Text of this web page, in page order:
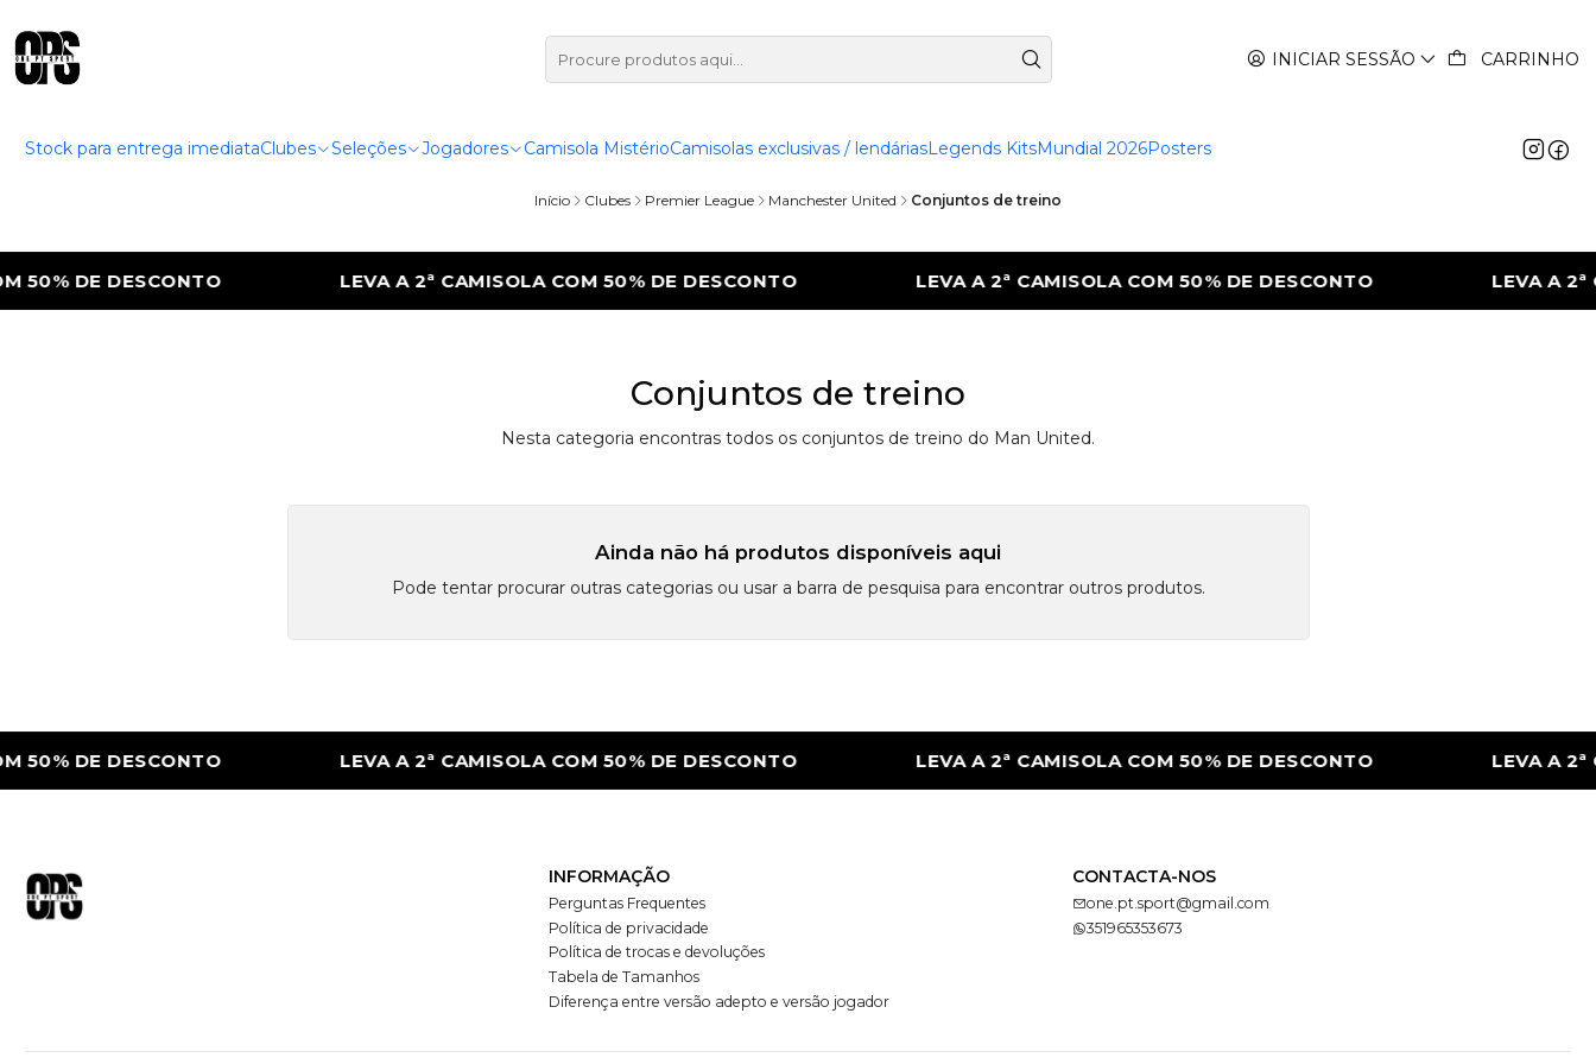
INICIAR SESSÃO CARRINHO
Stock para entrega imediataClubes Seleções Jogadores Camisola MistérioCamisolas exclusivas / lendáriasLegends KitsMundial 2026Posters
Início Clubes Premier League Manchester United Conjuntos de treino
DE DESCONTO LEVA A 2ª CAMISOLA COM 50% DE DESCONTO LEVA A 2ª CAMISOLA COM 50% DE DESCONTO LEVA A 2ª
Conjuntos de treino
Nesta categoria encontras todos os conjuntos de treino do Man United.
Ainda não há produtos disponíveis aqui
Pode tentar procurar outras categorias ou usar a barra de pesquisa para encontrar outros produtos.
DE DESCONTO LEVA A 2ª CAMISOLA COM 50% DE DESCONTO LEVA A 2ª CAMISOLA COM 50% DE DESCONTO LEVA A 2ª
INFORMAÇÃO
Perguntas Frequentes
Política de privacidade
Política de trocas e devoluções
Tabela de Tamanhos
Diferença entre versão adepto e versão jogador
CONTACTA-NOS
one.pt.sport@gmail.com
351965353673